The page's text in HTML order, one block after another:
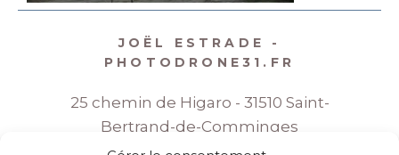
JOËL ESTRADE -
PHOTODRONE31.FR
25 chemin de Higaro - 31510 Saint-
Bertrand-de-Comminges